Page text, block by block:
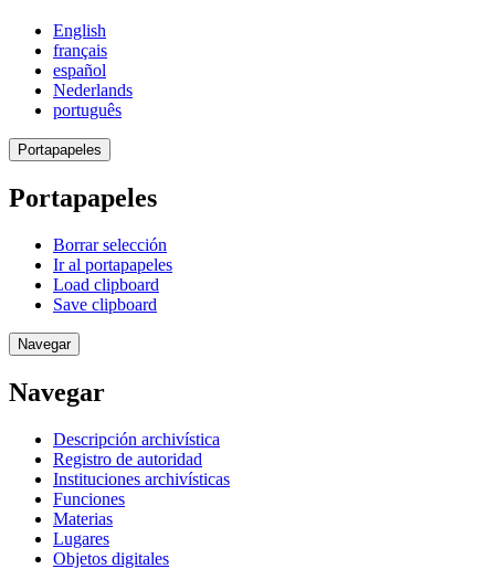
English
français
español
Nederlands
português
Portapapeles
Portapapeles
Borrar selección
Ir al portapapeles
Load clipboard
Save clipboard
Navegar
Navegar
Descripción archivística
Registro de autoridad
Instituciones archivísticas
Funciones
Materias
Lugares
Objetos digitales